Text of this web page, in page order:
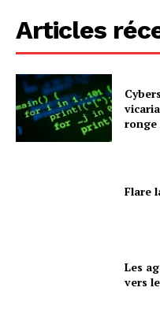
Articles
ronge
Flare
Les
vers